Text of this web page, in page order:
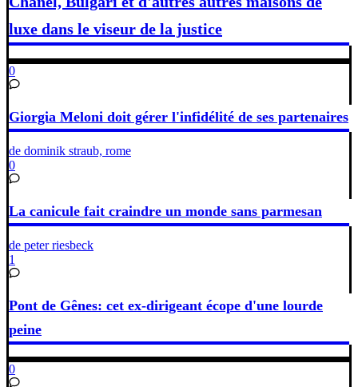
luxe dans le viseur de la justice
0
Giorgia Meloni doit gérer l'infidélité de ses partenaires
de dominik straub, rome
0
La canicule fait craindre un monde sans parmesan
de peter riesbeck
1
Pont de Gênes: cet ex-dirigeant écope d'une lourde
peine
0